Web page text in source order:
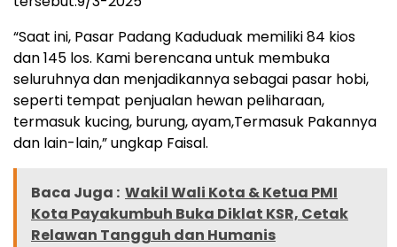
“Saat ini, Pasar Padang Kaduduak memiliki 84 kios
dan 145 los. Kami berencana untuk membuka
seluruhnya dan menjadikannya sebagai pasar hobi,
seperti tempat penjualan hewan peliharaan,
termasuk kucing, burung, ayam,Termasuk Pakannya
dan lain-lain,” ungkap Faisal.
Baca Juga : Wakil Wali Kota & Ketua PMI
Kota Payakumbuh Buka Diklat KSR, Cetak
Relawan Tangguh dan Humanis